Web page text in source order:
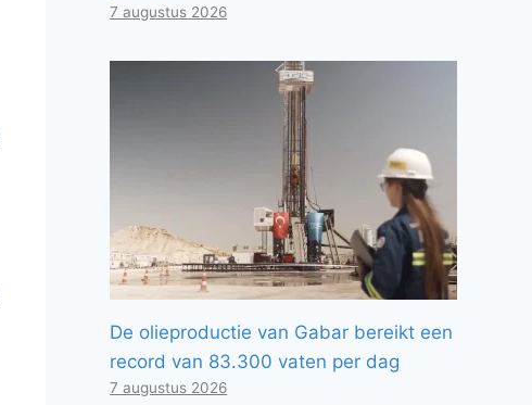
7 augustus 2026
De olieproductie van Gabar bereikt een
record van 83.300 vaten per dag
7 augustus 2026